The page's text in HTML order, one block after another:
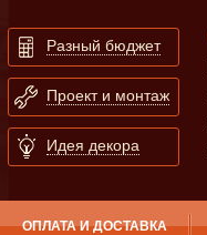
Разный бюджет
Проект и монтаж
Идея декора
ОПЛАТА И ДОСТАВКА